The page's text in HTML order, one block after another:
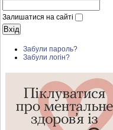
Залишатися на сайті
Забули пароль?
Забули логін?